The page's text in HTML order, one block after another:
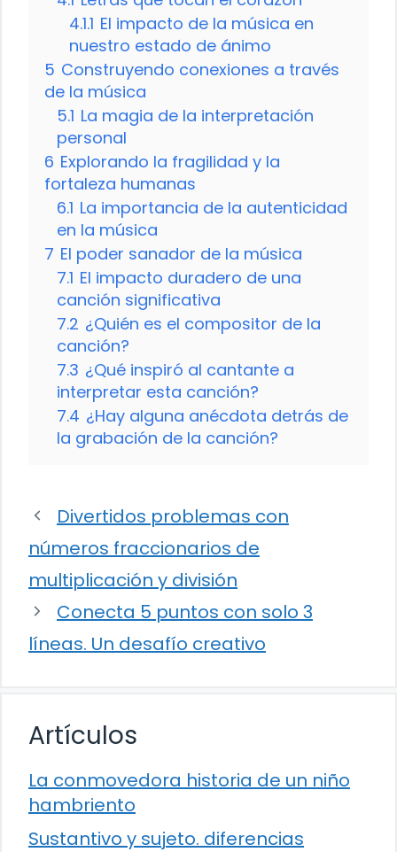
4.1.1 El impacto de la música en
nuestro estado de ánimo
5 Construyendo conexiones a través
de la música
5.1 La magia de la interpretación
personal
6 Explorando la fragilidad y la
fortaleza humanas
6.1 La importancia de la autenticidad
en la música
7 El poder sanador de la música
7.1 El impacto duradero de una
canción significativa
7.2 ¿Quién es el compositor de la
canción?
7.3 ¿Qué inspiró al cantante a
interpretar esta canción?
7.4 ¿Hay alguna anécdota detrás de
la grabación de la canción?
Divertidos problemas con
números fraccionarios de
multiplicación y división
Conecta 5 puntos con solo 3
líneas. Un desafío creativo
Artículos
La conmovedora historia de un niño
hambriento
Sustantivo y sujeto. diferencias